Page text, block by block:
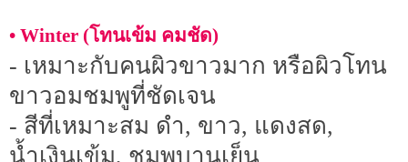
• Winter (โทนเข้ม คมชัด)
- เหมาะกับคนผิวขาวมาก หรือผิวโทน
ขาวอมชมพูที่ชัดเจน
- สีที่เหมาะสม ดำ, ขาว, แดงสด,
น้ำเงินเข้ม, ชมพูบานเย็น